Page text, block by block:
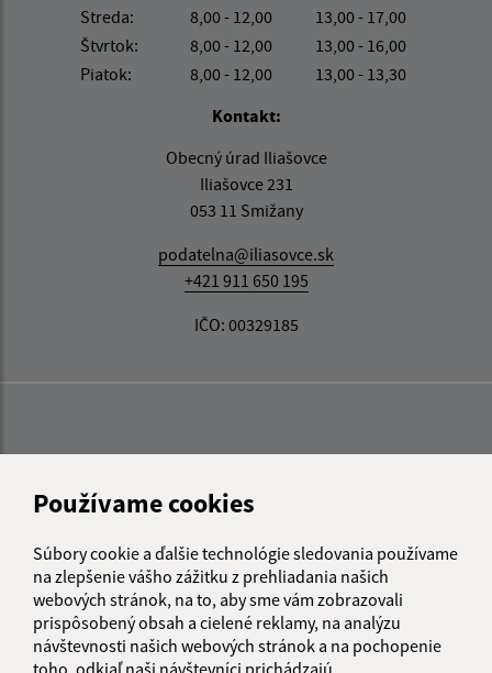
Používame cookies
Súbory cookie a ďalšie technológie sledovania používame
na zlepšenie vášho zážitku z prehliadania našich
webových stránok, na to, aby sme vám zobrazovali
prispôsobený obsah a cielené reklamy, na analýzu
návštevnosti našich webových stránok a na pochopenie
toho, odkiaľ naši návštevníci prichádzajú.
Streda:
8,00 - 12,00
13,00 - 17,00
Štvrtok:
8,00 - 12,00
13,00 - 16,00
Piatok:
8,00 - 12,00
13,00 - 13,30
Kontakt:
Obecný úrad Iliašovce
Iliašovce 231
053 11 Smižany
podatelna@iliasovce.sk
+421 911 650 195
IČO: 00329185